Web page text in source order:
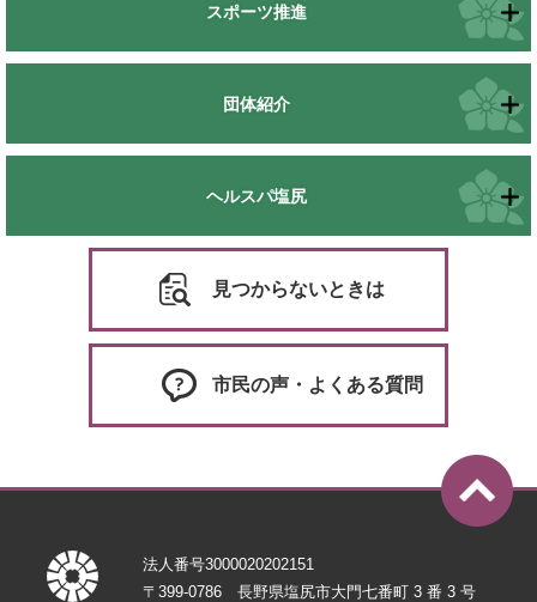
スポーツ推進
団体紹介
ヘルスパ塩尻
見つからないときは
市民の声・よくある質問
法人番号3000020202151
〒399-0786 長野県塩尻市大門七番町 3 番 3 号